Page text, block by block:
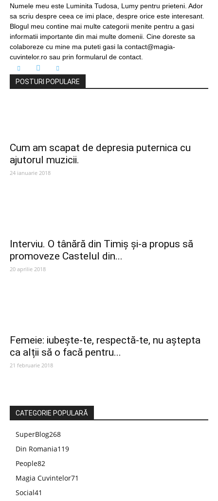
Numele meu este Luminita Tudosa, Lumy pentru prieteni. Ador
sa scriu despre ceea ce imi place, despre orice este interesant.
Blogul meu contine mai multe categorii menite pentru a gasi
informatii importante din mai multe domenii. Cine doreste sa
colaboreze cu mine ma puteti gasi la contact@magia-
cuvintelor.ro sau prin formularul de contact.
POSTURI POPULARE
Cum am scapat de depresia puternica cu
ajutorul muzicii.
24 ianuarie 2018
Interviu. O tânără din Timiș și-a propus să
promoveze Castelul din...
20 aprilie 2018
Femeie: iubește-te, respectă-te, nu aștepta
ca alții să o facă pentru...
21 februarie 2018
CATEGORIE POPULARĂ
SuperBlog268
Din Romania119
People82
Magia Cuvintelor71
Social41